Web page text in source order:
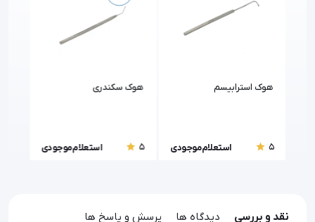
هوک استرابیسم
5 استعلام موجودی
هوک سکندری
5 استعلام موجودی
نقد و بررسی دیدگاه ها پرسش و پاسخ ها